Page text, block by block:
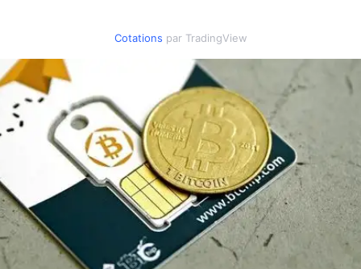
Cotations par TradingView